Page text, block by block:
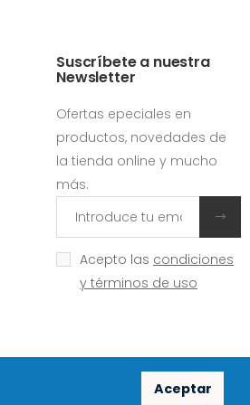
Aceptar
Suscríbete a nuestra
Newsletter
Ofertas epeciales en
productos, novedades de
la tienda online y mucho
más.
Acepto las condiciones
y términos de uso
Redes sociales